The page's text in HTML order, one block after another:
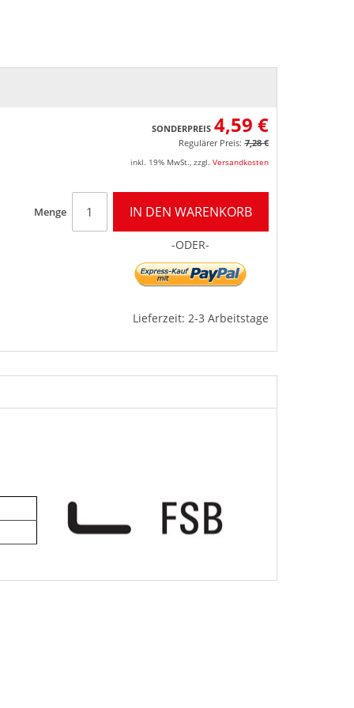
SONDERPREIS 4,59 €
Regulärer Preis: 7,28 €
inkl. 19% MwSt. zzgl. Versandkosten
Menge IN DEN WARENKORB
-ODER-
Lieferzeit: 2-3 Arbeitstage